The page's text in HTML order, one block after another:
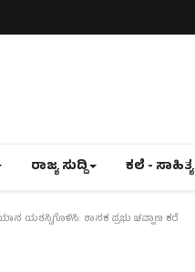
ರಾಜ್ಯ ಸುದ್ದಿ ಕಲೆ - ಸಾಹಿತ್ಯ
ಯಶಸ್ವಿಗೊಳಿಸಿ: ಶಾಸಕ ಪ್ರಭು ಚವ್ಹಾಣ ಕರೆ